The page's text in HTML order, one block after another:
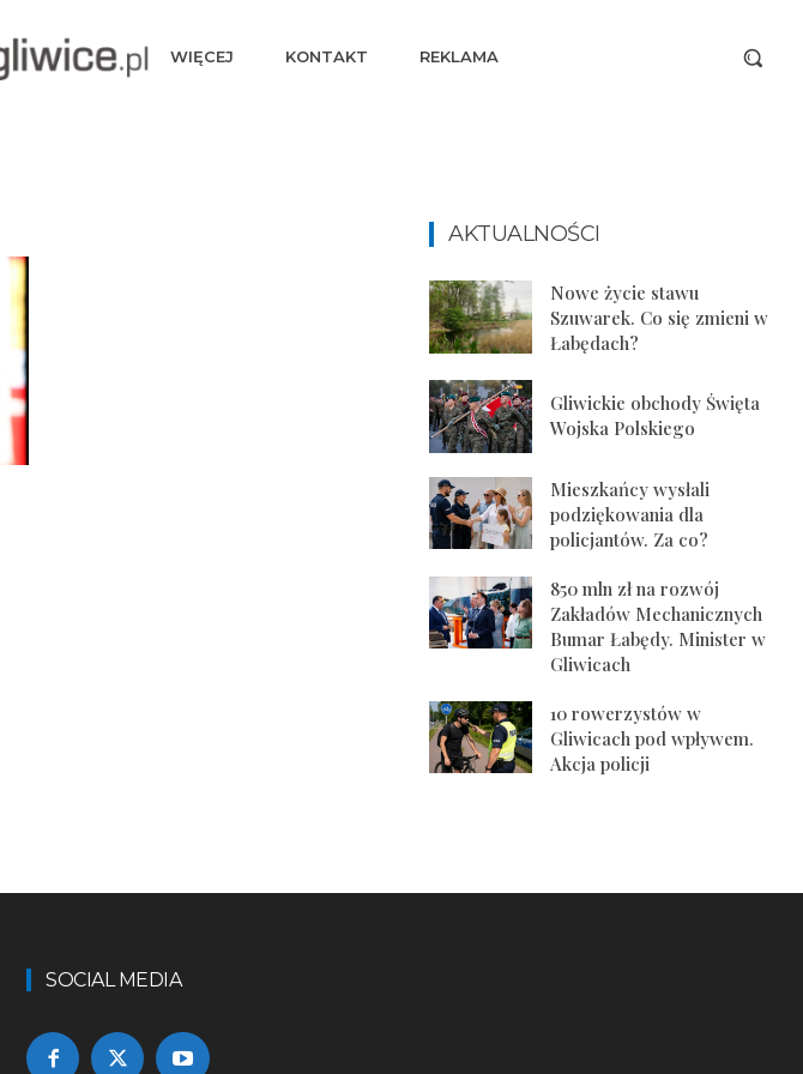
WIĘCEJ KONTAKT REKLAMA
AKTUALNOŚCI
Nowe życie stawu
Szuwarek. Co się zmieni w
Łabędach?
Gliwickie obchody Święta
Wojska Polskiego
Mieszkańcy wysłali
podziękowania dla
policjantów. Za co?
850 mln zł na rozwój
Zakładów Mechanicznych
Bumar Łabędy. Minister w
Gliwicach
10 rowerzystów w
Gliwicach pod wpływem.
Akcja policji
SOCIAL MEDIA